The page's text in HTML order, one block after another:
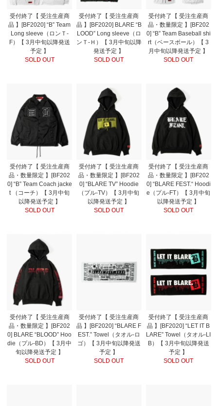
受付終了【 受注生産商
品 】[BF2020] “B” Team
Long sleeve（ロンＴ-
F）【 3月中旬以降発送
予定 】
SOLD OUT
受付終了【 受注生産商
品 】[BF2020] BLARE “B
LOOD” Long sleeve（ロ
ンＴ-Ｈ）【 3月中旬以降
発送予定 】
SOLD OUT
受付終了【 受注生産商
品・数量限定 】[BF202
0] “B” Team Baseball shi
rt（ベースボール）【 3
月中旬以降発送予定 】
SOLD OUT
受付終了【 受注生産商
品・数量限定 】[BF202
0] “B” Team Coach jacke
t （コーチ）【 3月中旬
以降発送予定 】
SOLD OUT
受付終了【 受注生産商
品・数量限定 】[BF202
0] “BLARE TV” Hoodie
（プル-TV）【 3月中旬
以降発送予定 】
SOLD OUT
受付終了【 受注生産商
品・数量限定 】[BF202
0] “BLARE FEST.“ Hoodi
e（プル-FT）【 3月中旬
以降発送予定 】
SOLD OUT
受付終了【 受注生産商
品・数量限定 】[BF202
0] BLARE “BLOOD” Hoo
die（プル-BD）【 3月中
旬以降発送予定 】
SOLD OUT
受付終了【 受注生産商
品 】[BF2020] “BLARE F
EST.” Towel（タオル-ロ
ゴ）【 3月中旬以降発送
予定 】
SOLD OUT
受付終了【 受注生産商
品 】[BF2020] “LET IT B
LARE” Towel（タオル-LI
B）【 3月中旬以降発送
予定 】
SOLD OUT